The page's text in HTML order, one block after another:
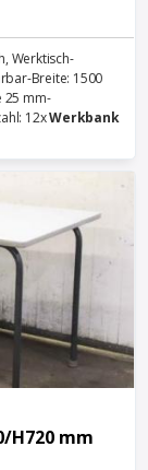
Werktisch-
Breite: 1500
25 mm-
12xWerkbank
H720 mm